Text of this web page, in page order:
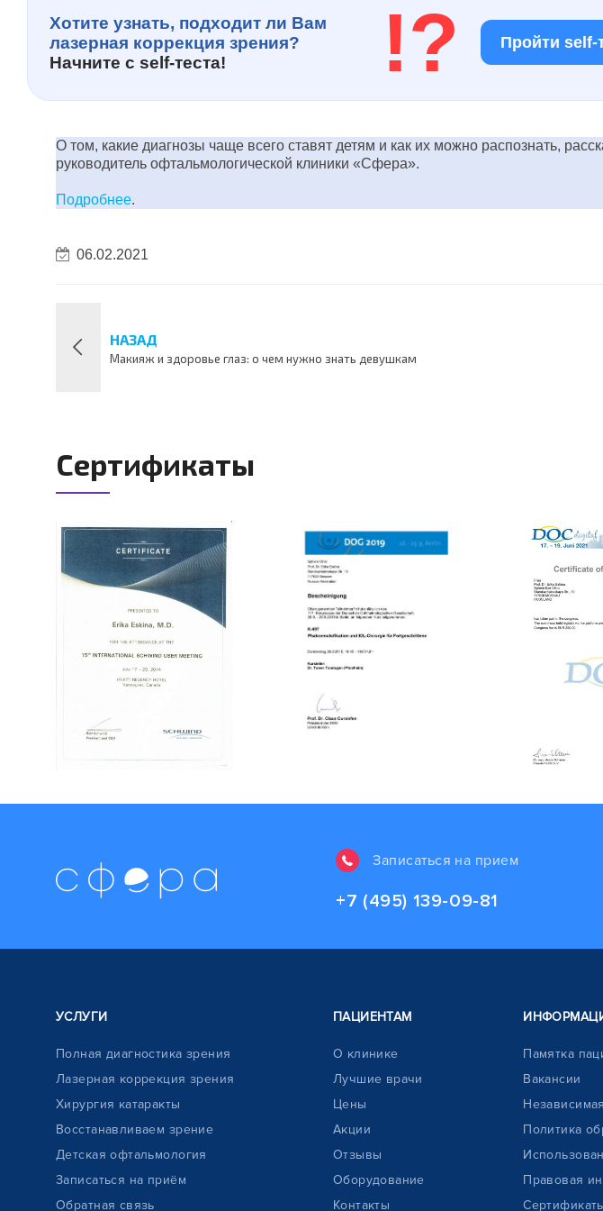
Хотите узнать, подходит ли Вам
лазерная коррекция зрения?
Начните с self-теста! !? Пройти self-
О том, какие диагнозы чаще всего ставят детям и как их можно распознать,
руководитель офтальмологической клиники «Сфера».
Подробнее.
06.02.2021
НАЗАД
Макияж и здоровье глаз: о чем нужно знать девушкам
Сертификаты
Записаться на прием
+7 (495) 139-09-81
УСЛУГИ
Полная диагностика зрения
Лазерная коррекция зрения
Хирургия катаракты
Восстанавливаем зрение
Детская офтальмология
Записаться на приём
Обратная связь
ПАЦИЕНТАМ
О клинике
Лучшие врачи
Цены
Акции
Отзывы
Оборудование
Контакты
Памятка
Вакансии
Политика
Правовая